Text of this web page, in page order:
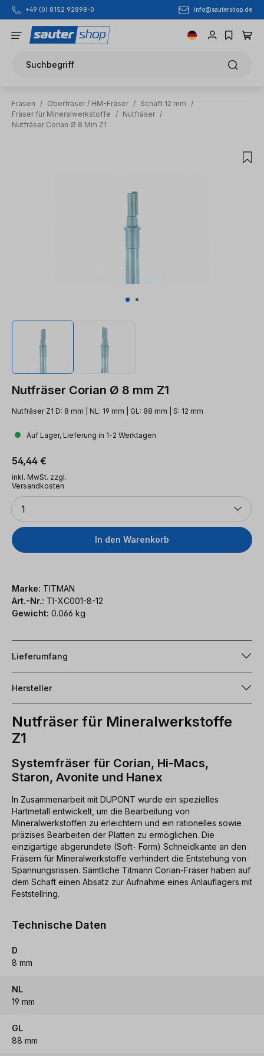
Zum Hauptinhalt springen
+49 (0) 8152 92898-0 info@sautershop.de
Suchbegriff
Fräsen / Oberfräser / HM-Fräser / Schaft 12 mm
/
Fräser für Mineralwerkstoffe
/ Nutfräser /
Nutfräser Corian Ø 8 Mm Z1
Nutfräser Corian Ø 8 mm Z1
Nutfräser Z1 D: 8 mm | NL: 19 mm | GL: 88 mm | S: 12 mm
Auf Lager, Lieferung in 1-2 Werktagen
Regulärer Preis:
54,44 €
inkl. MwSt. zzgl.
Versandkosten
Anzahl
1
In den Warenkorb
Marke: TITMAN
Art.-Nr.: TI-XC001-8-12
Gewicht: 0.066 kg
Lieferumfang
Hersteller
Nutfräser für Mineralwerkstoffe
Z1
Systemfräser für Corian, Hi-Macs,
Staron, Avonite und Hanex
In Zusammenarbeit mit DUPONT wurde ein spezielles
Hartmetall entwickelt, um die Bearbeitung von
Mineralwerkstoffen zu erleichtern und ein rationelles sowie
präzises Bearbeiten der Platten zu ermöglichen. Die
einzigartige abgerundete (Soft- Form) Schneidkante an den
Fräsern für Mineralwerkstoffe verhindert die Entstehung von
Spannungsrissen. Sämtliche Titmann Corian-Fräser haben auf
dem Schaft einen Absatz zur Aufnahme eines Anlauflagers mit
Feststellring.
Technische Daten
D
8 mm
NL
19 mm
GL
88 mm